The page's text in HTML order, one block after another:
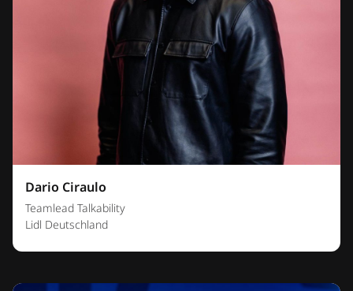
Dario Ciraulo
Teamlead Talkability
Lidl Deutschland